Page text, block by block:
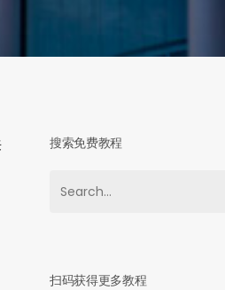
搜索免费教程
扫码获得更多教程